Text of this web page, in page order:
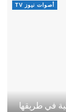
أصوات نيوز TV
في طريقها